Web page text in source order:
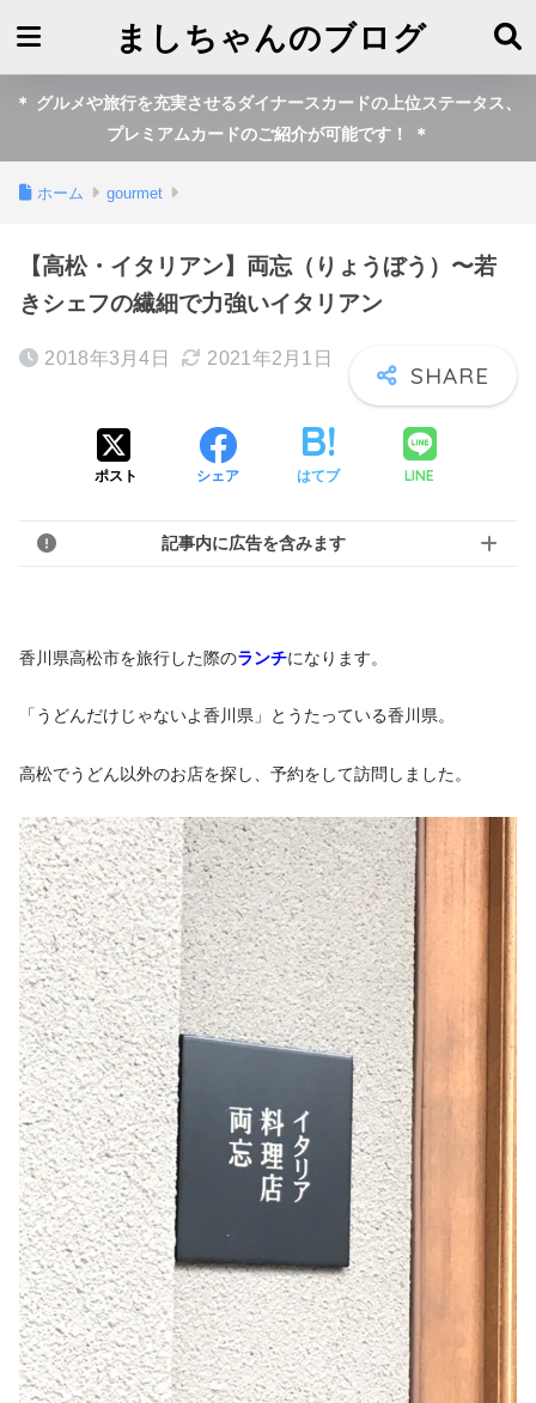
ましちゃんのブログ
＊ グルメや旅行を充実させるダイナースカードの上位ステータス、
プレミアムカードのご紹介が可能です！ ＊
ホーム gourmet
【高松・イタリアン】両忘（りょうぼう）〜若
きシェフの繊細で力強いイタリアン
2018年3月4日 2021年2月1日
ポスト シェア はてブ LINE
記事内に広告を含みます
香川県高松市を旅行した際のランチになります。
「うどんだけじゃないよ香川県」とうたっている香川県。
高松でうどん以外のお店を探し、予約をして訪問しました。